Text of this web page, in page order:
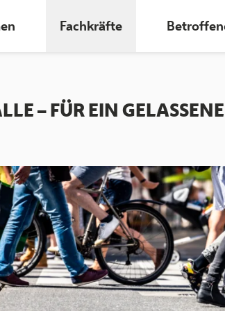
Fachkräfte
– FÜR EIN